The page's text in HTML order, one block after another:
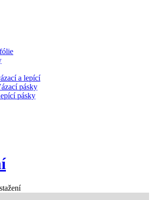
a lepící
pásky
pásky